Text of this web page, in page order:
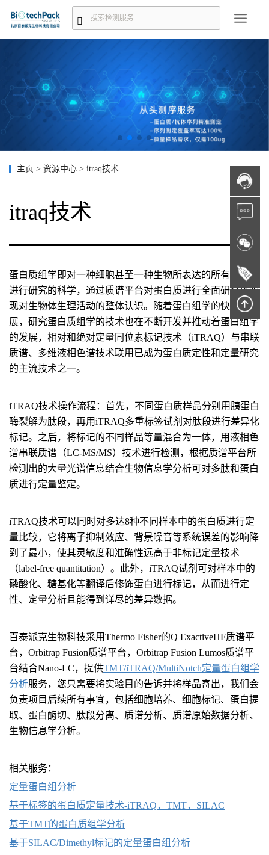
主页 > 资源中心 > itraq技术
itraq技术
蛋白质组学即对一种细胞甚至一种生物所表达的所有蛋白质
进行研究的科学，通过质谱平台对蛋白质进行全面研究以实
现对生物体生理活动的整体认识。随着蛋白组学的快速发
展，研究蛋白质组学的技术也在不断开发并推动着蛋白组学
的发展，相对和绝对定量同位素标记技术（iTRAQ）与串联
质谱、多维液相色谱技术联用已成为蛋白质定性和定量研究
的主流技术之一。
iTRAQ技术操作流程：首先，不同蛋白质样品分别用胰蛋白
酶裂解为肽段，再用iTRAQ多重标签试剂对肽段进行差异化
标记。之后，将标记的不同样品等量混合为一体，用液相色
谱串联质谱（LC-MS/MS）技术进行检测，根据质谱平台所
检测出的大量光谱信息结合生物信息学分析可对多肽和蛋白
质进行定量鉴定。
iTRAQ技术可以同时对多达8种不同样本中的蛋白质进行定
量比较，它将离子抑制效应、背景噪音等系统误差的影响降
到了最小，使其灵敏度和准确性远高于非标记定量技术
（label-free quantitation）。此外，iTRAQ试剂可对样本中的
磷酸化、糖基化等翻译后修饰蛋白进行标记，从而进行定
性、定量分析且能得到详尽的差异数据。
百泰派克生物科技采用Thermo Fisher的Q ExactiveHF质谱平
台，Orbitrap Fusion质谱平台，Orbitrap Fusion Lumos质谱平
台结合Nano-LC，提供TMT/iTRAQ/MultiNotch定量蛋白组学
分析服务，您只需要将实验目的告诉并将样品寄出，我们会
负责项目后续所有事宜，包括细胞培养、细胞标记、蛋白提
取、蛋白酶切、肽段分离、质谱分析、质谱原始数据分析、
生物信息学分析。
相关服务：
定量蛋白组分析
基于标签的蛋白质定量技术-iTRAQ，TMT，SILAC
基于TMT的蛋白质组学分析
基于SILAC/Dimethyl标记的定量蛋白组分析